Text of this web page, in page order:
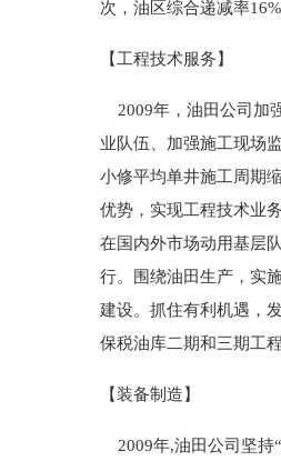
次，油区综合递减率
【工程技术服务】
2009年，油田公司加
业队伍、加强施工现场
小修平均单井施工周期
优势，实现工程技术业
在国内外市场动用基层
行。围绕油田生产，实
建设。抓住有利机遇，
保税油库二期和三期工
【装备制造】
2009年,油田公司坚持